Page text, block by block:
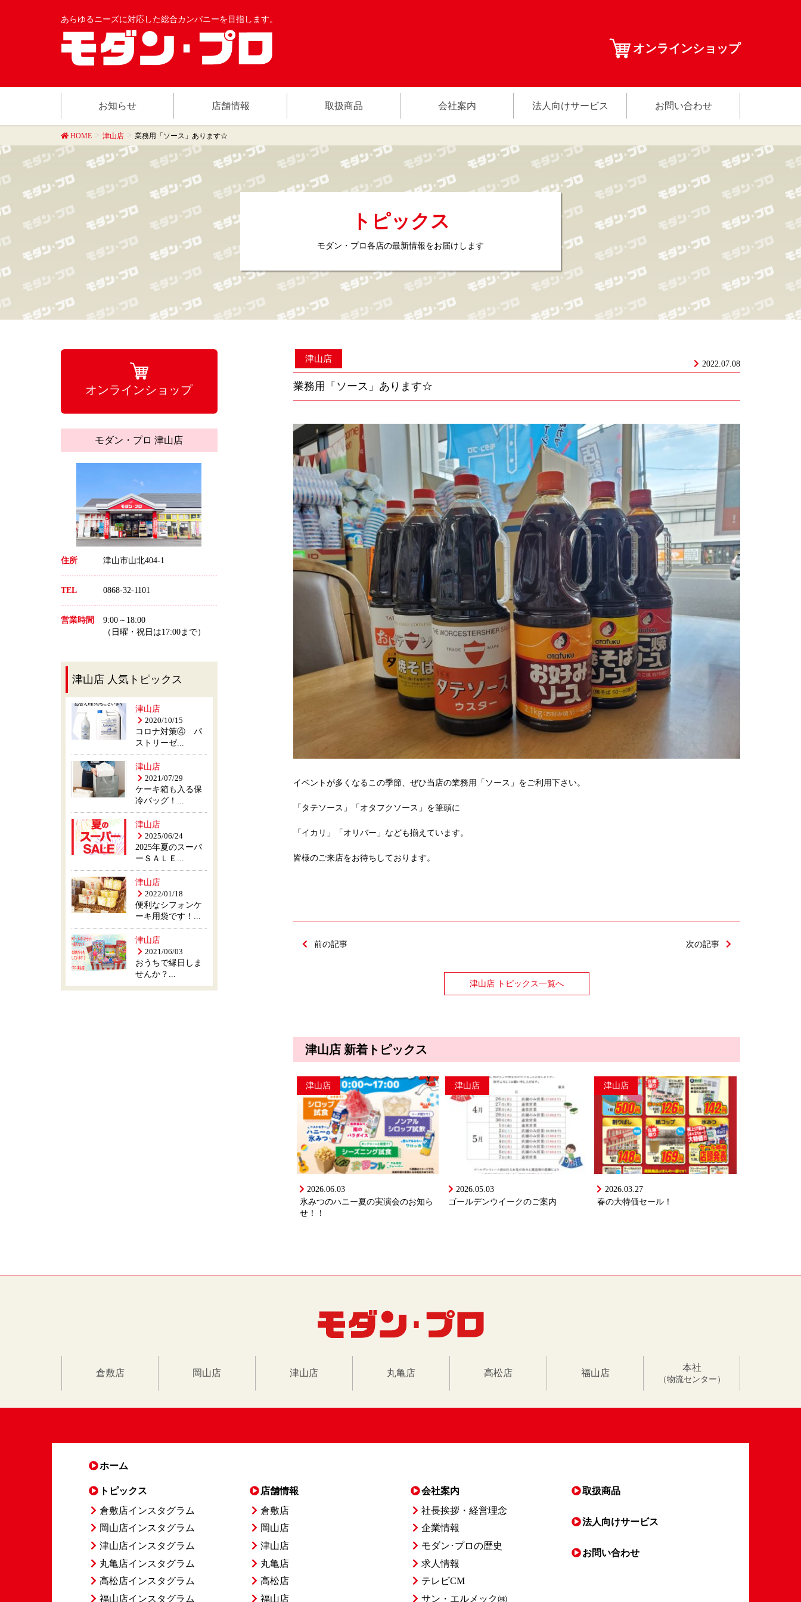
あらゆるニーズに対応した総合カンパニーを目指します。
オンラインショップ
お知らせ 店舗情報 取扱商品 会社案内 法人向けサービス お問い合わせ
HOME 津山店 業務用「ソース」あります☆
トピックス
モダン・プロ各店の最新情報をお届けします
2022.07.08
津山店
業務用「ソース」あります☆
イベントが多くなるこの季節、ぜひ当店の業務用「ソース」をご利用下さい。
「タテソース」「オタフクソース」を筆頭に
「イカリ」「オリバー」なども揃えています。
皆様のご来店をお待ちしております。
前の記事 次の記事
津山店 トピックス一覧へ
津山店 新着トピックス
津山店
2026.06.03
氷みつのハニー夏の実演会のお知ら
せ！！
津山店
2026.05.03
ゴールデンウイークのご案内
津山店
2026.03.27
春の大特価セール！
オンラインショップ
モダン・プロ 津山店
住所 津山市山北404-1
TEL 0868-32-1101
営業時間
9:00～18:00
（日曜・祝日は17:00まで）
津山店 人気トピックス
津山店
2020/10/15
コロナ対策④ パ
ストリーゼ...
津山店
2021/07/29
ケーキ箱も入る保
冷バッグ！...
津山店
2025/06/24
2025年夏のスーパ
ーＳＡＬＥ...
津山店
2022/01/18
便利なシフォンケ
ーキ用袋です！...
津山店
2021/06/03
おうちで縁日しま
せんか？...
倉敷店 岡山店 津山店 丸亀店 高松店 福山店
本社
（物流センター）
ホーム
トピックス
倉敷店インスタグラム
岡山店インスタグラム
津山店インスタグラム
丸亀店インスタグラム
高松店インスタグラム
福山店インスタグラム
店舗情報
倉敷店
岡山店
津山店
丸亀店
高松店
福山店
会社案内
社長挨拶・経営理念
企業情報
モダン･プロの歴史
求人情報
テレビCM
サン・エルメック㈱
取扱商品
法人向けサービス
お問い合わせ